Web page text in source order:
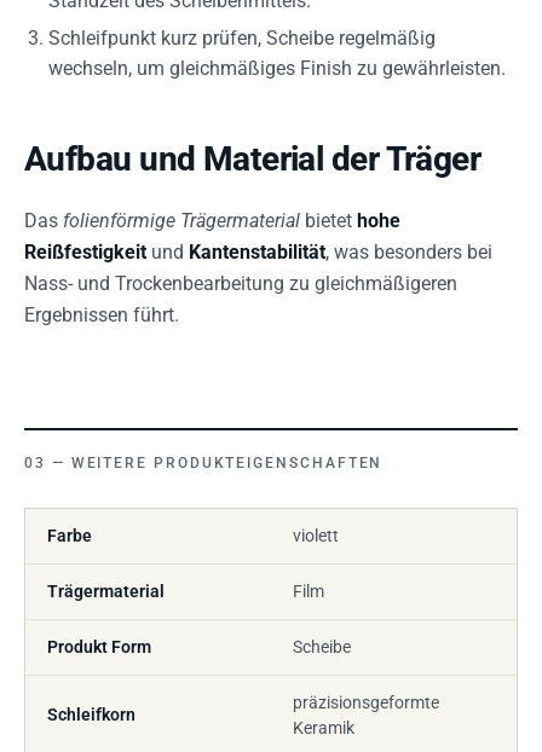
Schleifpunkt kurz prüfen, Scheibe regelmäßig
wechseln, um gleichmäßiges Finish zu gewährleisten.
Aufbau und Material der Träger
Das folienförmige Trägermaterial bietet hohe
Reißfestigkeit und Kantenstabilität, was besonders bei
Nass- und Trockenbearbeitung zu gleichmäßigeren
Ergebnissen führt.
WEITERE PRODUKTEIGENSCHAFTEN
Farbe violett
Trägermaterial Film
Produkt Form Scheibe
Schleifkorn
präzisionsgeformte
Keramik